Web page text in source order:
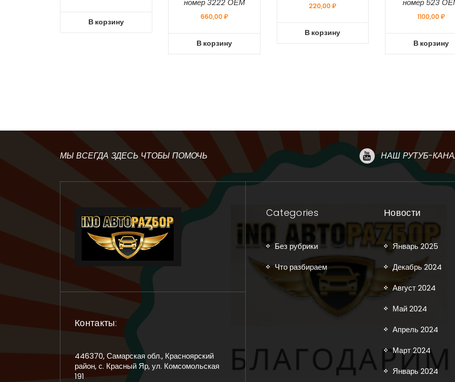
В корзину
номер 3222 ОЕМ
660,00₽
В корзину
220,00₽
В корзину
номер 523
1100,00₽
В корзину
МЫ ВСЕГДА ЗДЕСЬ ЧТОБЫ ПОМОЧЬ НАШ РУТУБ-
Контакты:
446370, Самарская обл., Красноярский
район, с. Красный Яр, ул. Комсомольская
191
Categories
Без рубрики
Что разбираем
Новости
Январь 2025
Декабрь 2024
Август 2024
Май 2024
Апрель 2024
Март 2024
Январь 2024